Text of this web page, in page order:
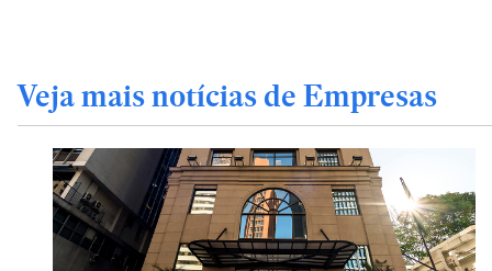
Veja mais notícias de Empresas